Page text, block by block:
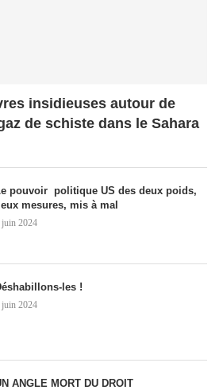
insidieuses autour de
de schiste dans le Sahara
pouvoir politique US des deux poids,
mesures, mis à mal
juin 2024
les !
juin 2024
ANGLE MORT DU DROIT